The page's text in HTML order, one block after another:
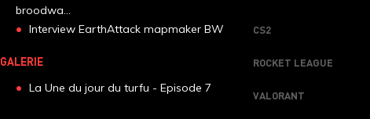
broodwa...
Interview EarthAttack mapmaker BW
GALERIE
La Une du jour du turfu - Episode 7
CS2
ROCKET LEAGUE
VALORANT